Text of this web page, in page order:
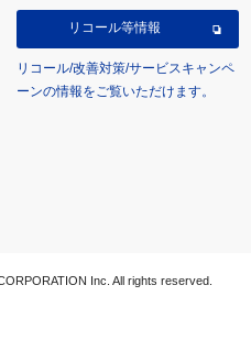
リコール等情報
リコール/改善対策/サービスキャンペ
ーンの情報をご覧いただけます。
Inc. All rights reserved.